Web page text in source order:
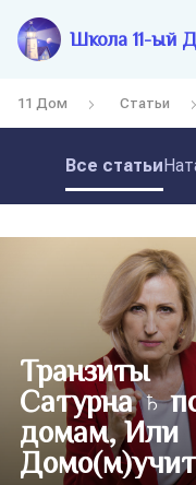
Школа 11-ый
11 Дом Статьи
Все статьи
Транзиты
Сатурна ♄
домам, Или